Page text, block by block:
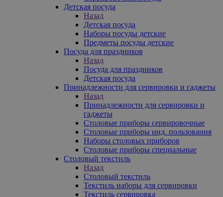
Детская посуда
Назад
Детская посуда
Наборы посуды детские
Предметы посуды детские
Посуда для праздников
Назад
Посуда для праздников
Детская посуда
Принадлежности для сервировки и гаджеты
Назад
Принадлежности для сервировки и
гаджеты
Столовые приборы сервировочные
Столовые приборы инд. пользования
Наборы столовых приборов
Столовые приборы специальные
Столовый текстиль
Назад
Столовый текстиль
Текстиль наборы для сервировки
Текстиль сервировка